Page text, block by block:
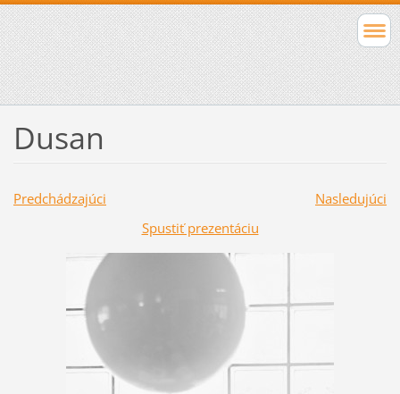
Dusan
Predchádzajúci
Nasledujúci
Spustiť prezentáciu